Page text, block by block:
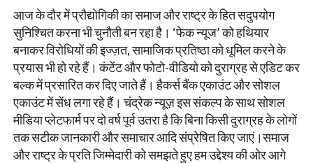
आज के दौर में प्रौद्योगिकी का समाज और राष्ट्र के हित सदुपयोग
सुनिश्चित करना भी चुनौती बन रहा है। ‘फेक न्यूज’ को हथियार
बनाकर विरोधियों की इज्ज़त, सामाजिक प्रतिष्ठा को धूमिल करने के
प्रयास भी हो रहे हैं। कंटेंट और फोटो-वीडियो को दुराग्रह से एडिट कर
बल्क में प्रसारित कर दिए जाते हैं। हैकर्स बैंक एकाउंट और सोशल
एकाउंट में सेंध लगा रहे हैं। चंद्रेक न्यूज़ इस संकल्प के साथ सोशल
मीडिया प्लेटफार्म पर दो वर्ष पूर्व उतरा है कि बिना किसी दुराग्रह के लोगों
तक सटीक जानकारी और समाचार आदि संप्रेषित किए जाएं।समाज
और राष्ट्र के प्रति जिम्मेदारी को समझते हुए हम उद्देश्य की ओर आगे